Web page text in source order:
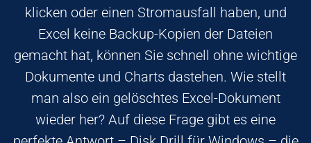
klicken oder einen Stromausfall haben, und
Excel keine Backup-Kopien der Dateien
gemacht hat, können Sie schnell ohne wichtige
Dokumente und Charts dastehen. Wie stellt
man also ein gelöschtes Excel-Dokument
wieder her? Auf diese Frage gibt es eine